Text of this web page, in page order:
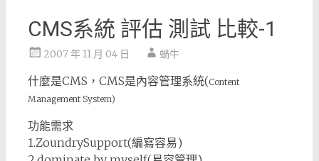
CMS系統 評估 測試 比較-1
2007 年 11 月 04 日 蝸牛
什麼是CMS，CMS是內容管理系統(Content
Management System)
功能需求
1.ZoundrySupport(編寫容易)